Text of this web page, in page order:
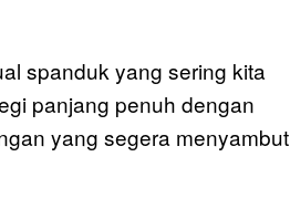
spanduk yang sering kita
panjang penuh dengan
yang segera menyambut